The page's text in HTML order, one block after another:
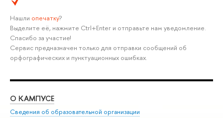
Нашли опечатку?
Выделите её, нажмите Ctrl+Enter и отправьте нам уведомление.
Спасибо за участие!
Сервис предназначен только для отправки сообщений об
орфографических и пунктуационных ошибках.
О КАМПУСЕ
Сведения об образовательной организации